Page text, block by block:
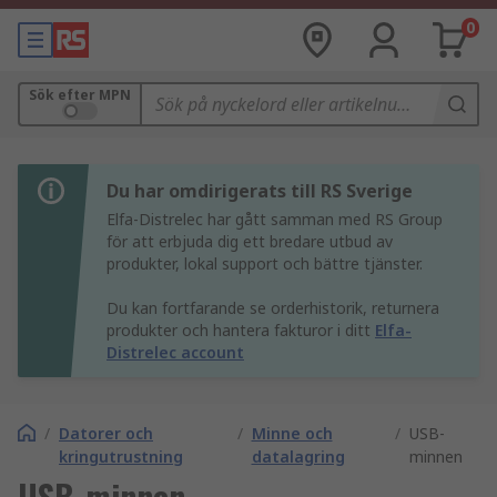
0
Sök efter MPN
Du har omdirigerats till RS Sverige
Elfa-Distrelec har gått samman med RS Group
för att erbjuda dig ett bredare utbud av
produkter, lokal support och bättre tjänster.
Du kan fortfarande se orderhistorik, returnera
produkter och hantera fakturor i ditt Elfa-
Distrelec account
/ Datorer och
kringutrustning
/ Minne och
datalagring
/ USB-
minnen